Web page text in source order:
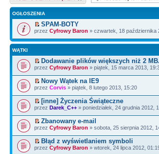
OGŁOSZENIA
SPAM-BOTY
przez Cyfrowy Baron » czwartek, 18 października
WĄTKI
Dodawanie plików większych niż 2 MB.
przez Cyfrowy Baron » piątek, 15 marca 2013,
Nowy Wątek na IE9
przez Corvis » piątek, 8 lutego 2013, 15:20
[inne] Życzenia Świąteczne
przez Darek_C++ » poniedziałek, 24 grudnia 2012,
Zbanowany e-mail
przez Cyfrowy Baron » sobota, 25 sierpnia 2012,
Błąd z wyświetlaniem symboli
przez Cyfrowy Baron » wtorek, 24 lipca 2012,